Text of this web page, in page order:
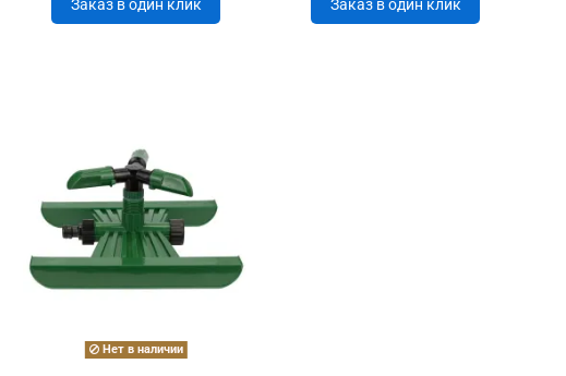
Заказ в один клик Заказ в один клик
Нет в наличии